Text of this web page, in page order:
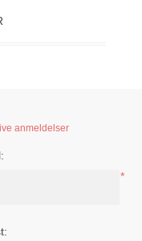
anmeldelser
*